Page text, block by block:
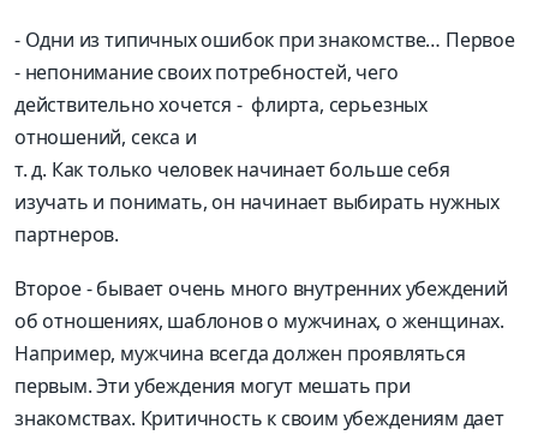
- Одни из типичных ошибок при знакомстве… Первое
- непонимание своих потребностей, чего
действительно хочется - флирта, серьезных
отношений, секса и
т. д. Как только человек начинает больше себя
изучать и понимать, он начинает выбирать нужных
партнеров.
Второе - бывает очень много внутренних убеждений
об отношениях, шаблонов о мужчинах, о женщинах.
Например, мужчина всегда должен проявляться
первым. Эти убеждения могут мешать при
знакомствах. Критичность к своим убеждениям дает